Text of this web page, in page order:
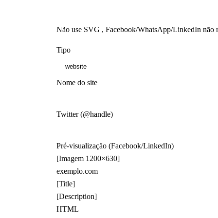
Não use SVG , Facebook/WhatsApp/LinkedIn não
Tipo
Nome do site
Twitter (@handle)
Pré-visualização (Facebook/LinkedIn)
[Imagem 1200×630]
exemplo.com
[Title]
[Description]
HTML